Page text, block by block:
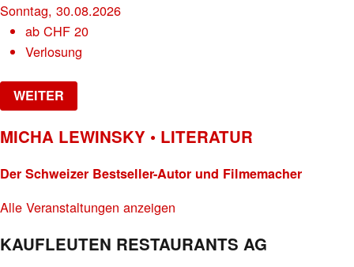
Sonntag, 30.08.2026
abCHF 20
Verlosung
WEITER
MICHA LEWINSKY • LITERATUR
Der Schweizer Bestseller-Autor und Filmemacher
Alle Veranstaltungen anzeigen
KAUFLEUTEN RESTAURANTS AG